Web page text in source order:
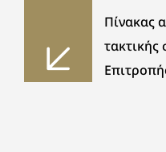
Πίνακας
τακτικής